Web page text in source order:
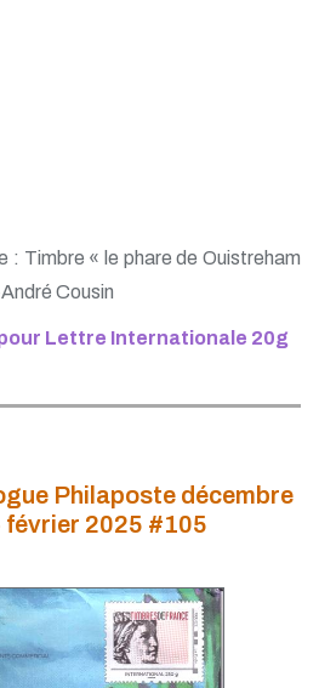
: Timbre « le phare de Ouistreham
Cousin
Lettre Internationale 20g
Philaposte décembre
février 2025 #105